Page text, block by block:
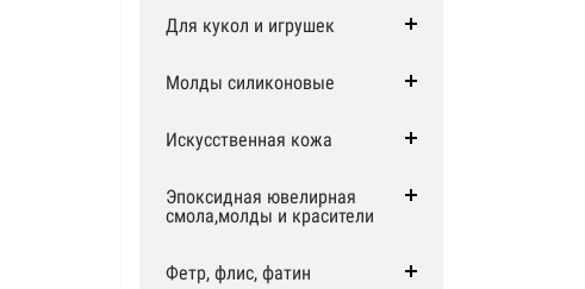
Для кукол и игрушек
Молды силиконовые
Искусственная кожа
Эпоксидная ювелирная
смола,молды и красители
Фетр, флис, фатин